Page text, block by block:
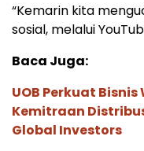
“Kemarin kita
sosial, melalui
Baca Juga:
UOB Perkuat
Kemitraan
Global Investors